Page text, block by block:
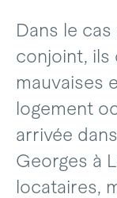
Dans le
conjoint, ils
mauvaises
logement
arrivée
Georges à
locataires,